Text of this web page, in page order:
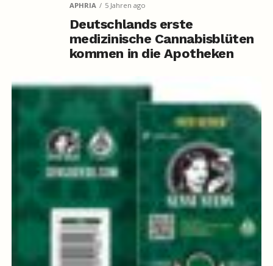
APHRIA 5 Jahren ago
Deutschlands erste
medizinische Cannabisblüten
kommen in die Apotheken